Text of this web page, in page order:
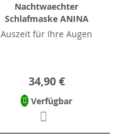
Nachtwaechter
Schlafmaske ANINA
Auszeit für Ihre Augen
34,90 €
Verfügbar